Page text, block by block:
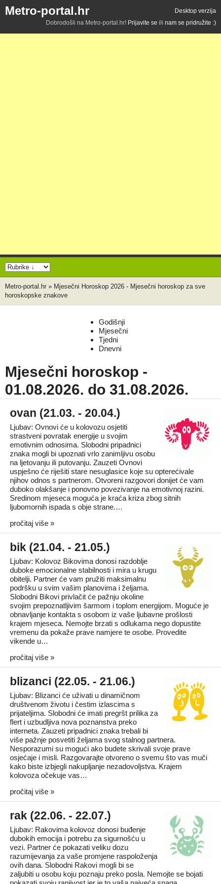
Metro-portal.hr
Desktop verzija
Dobrodošli na Metro-portal.hr! Prijavite se ili nam se pridružite :)
Metro-portal.hr » Mjesečni Horoskop 2026 - Mjesečni horoskop za sve
horoskopske znakove
Godišnji
Mjesečni
Tjedni
Dnevni
Mjesečni horoskop -
01.08.2026. do 31.08.2026.
ovan (21.03. - 20.04.)
Ljubav: Ovnovi će u kolovozu osjetiti
strastveni povratak energije u svojim
emotivnim odnosima. Slobodni pripadnici
znaka mogli bi upoznati vrlo zanimljivu osobu
na ljetovanju ili putovanju. Zauzeti Ovnovi
uspješno će riješiti stare nesuglasice koje su opterećivale
njihov odnos s partnerom. Otvoreni razgovori donijet će vam
duboko olakšanje i ponovno povezivanje na emotivnoj razini.
Sredinom mjeseca moguća je kraća kriza zbog sitnih
ljubomornih ispada s obje strane.…
pročitaj više »
bik (21.04. - 21.05.)
Ljubav: Kolovoz Bikovima donosi razdoblje
duboke emocionalne stabilnosti i mira u krugu
obitelji. Partner će vam pružiti maksimalnu
podršku u svim vašim planovima i željama.
Slobodni Bikovi privlačit će pažnju okoline
svojim prepoznatljivim šarmom i toplom energijom. Moguće je
obnavljanje kontakta s osobom iz vaše ljubavne prošlosti
krajem mjeseca. Nemojte brzati s odlukama nego dopustite
vremenu da pokaže prave namjere te osobe. Provedite
vikende u…
pročitaj više »
blizanci (22.05. - 21.06.)
Ljubav: Blizanci će uživati u dinamičnom
društvenom životu i čestim izlascima s
prijateljima. Slobodni će imati pregršt prilika za
flert i uzbudljiva nova poznanstva preko
interneta. Zauzeti pripadnici znaka trebali bi
više pažnje posvetiti željama svog stalnog partnera.
Nesporazumi su mogući ako budete skrivali svoje prave
osjećaje i misli. Razgovarajte otvoreno o svemu što vas muči
kako biste izbjegli nakupljanje nezadovoljstva. Krajem
kolovoza očekuje vas…
pročitaj više »
rak (22.06. - 22.07.)
Ljubav: Rakovima kolovoz donosi buđenje
dubokih emocija i potrebu za sigurnošću u
vezi. Partner će pokazati veliku dozu
razumijevanja za vaše promjene raspoloženja
ovih dana. Slobodni Rakovi mogli bi se
zaljubiti u osobu koju poznaju preko posla. Nemojte se bojati